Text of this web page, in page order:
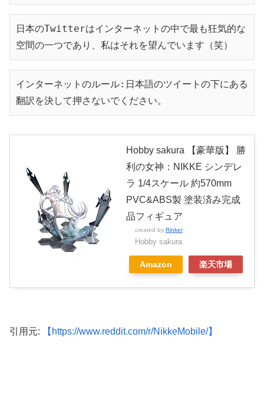
日本のTwitterはインターネットの中で最も狂気的な
空間の一つであり、私はそれを望んでいます（笑）
インターネットのルール:日本語のツイートの下にある
翻訳を決して押さないでください。
Hobby sakura 【豪華版】 勝
利の女神：NIKKE シンデレ
ラ 1/4スケール 約570mm
PVC&ABS製 塗装済み完成
品フィギュア
created by Rinker
Hobby sakura
Amazon 楽天市場
引用元: 【https://www.reddit.com/r/NikkeMobile/】